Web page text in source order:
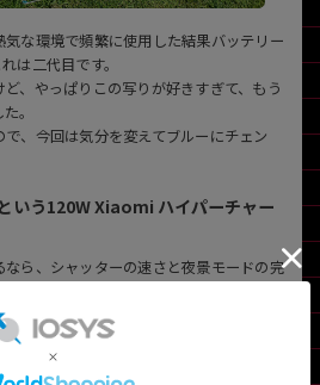
な環境で頻繁に使用した結果バッテリー
は二代目です。
、やっぱりこの写りが好きすぎて、もう
。
、今回は気分を変えてブルーにチェン
いう120W Xiaomi ハイパーチャー
ら、シャッターの速さと夜景モードの完
いし、夜でも明るく自然に写るから、ライ
すすめ。
げで、バッテリー切れても「ちょっとだ